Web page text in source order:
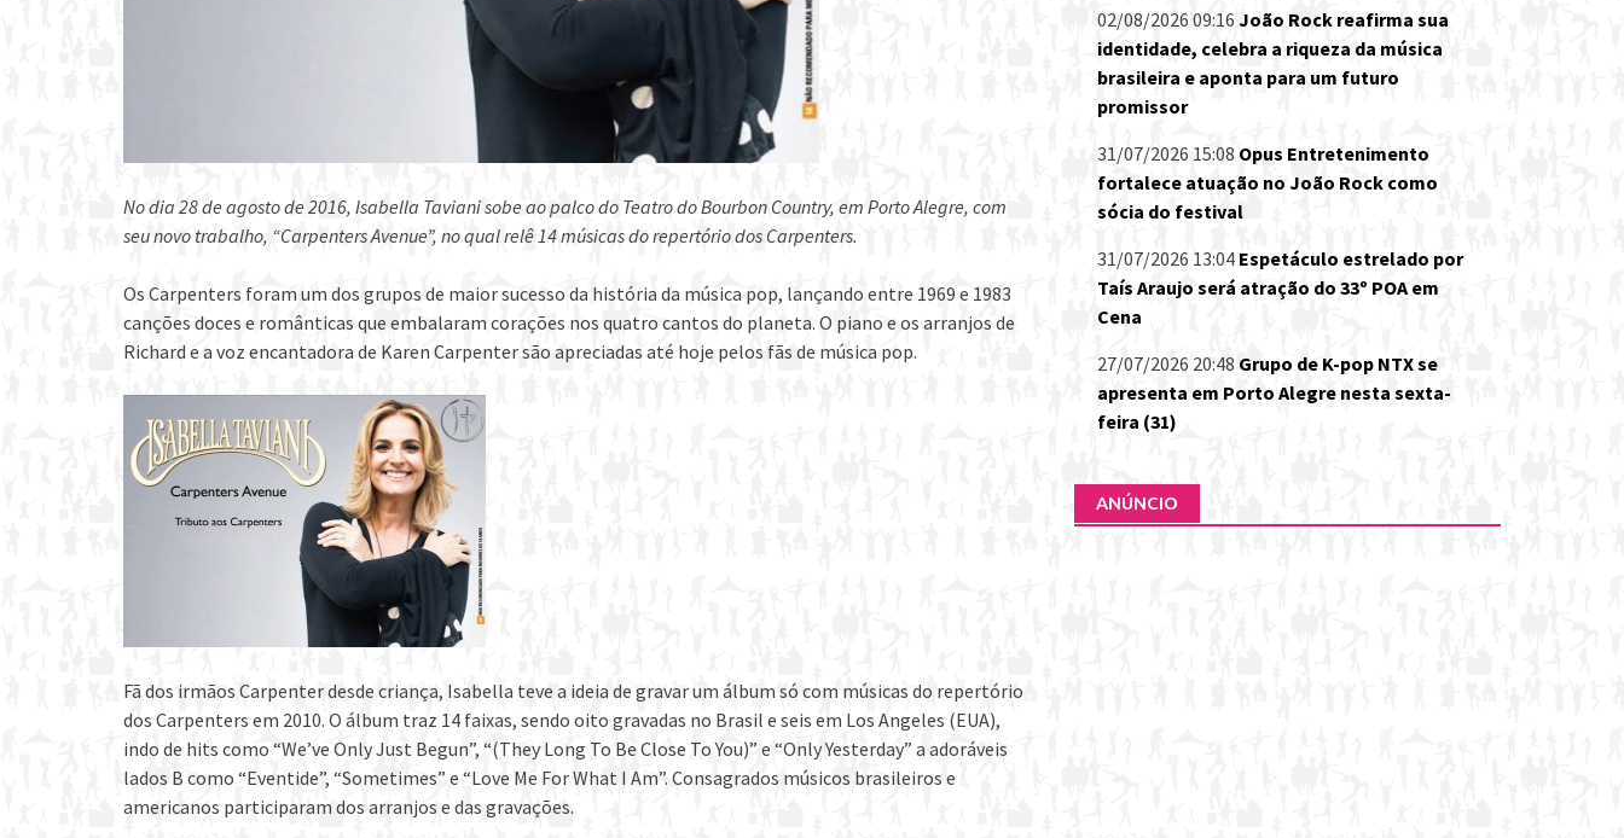
No dia 28 de agosto de 2016, Isabella Taviani sobe ao palco do Teatro do Bourbon Country, em Porto Alegre, com
seu novo trabalho, “Carpenters Avenue”, no qual relê 14 músicas do repertório dos Carpenters.
Os Carpenters foram um dos grupos de maior sucesso da história da música pop, lançando entre 1969 e 1983
canções doces e românticas que embalaram corações nos quatro cantos do planeta. O piano e os arranjos de
Richard e a voz encantadora de Karen Carpenter são apreciadas até hoje pelos fãs de música pop.
Fã dos irmãos Carpenter desde criança, Isabella teve a ideia de gravar um álbum só com músicas do repertório
dos Carpenters em 2010. O álbum traz 14 faixas, sendo oito gravadas no Brasil e seis em Los Angeles (EUA),
indo de hits como “We’ve Only Just Begun”, “(They Long To Be Close To You)” e “Only Yesterday” a adoráveis
lados B como “Eventide”, “Sometimes” e “Love Me For What I Am”. Consagrados músicos brasileiros e
americanos participaram dos arranjos e das gravações.
02/08/2026 09:16 João Rock reafirma sua
identidade, celebra a riqueza da música
brasileira e aponta para um futuro
promissor
31/07/2026 15:08 Opus Entretenimento
fortalece atuação no João Rock como
sócia do festival
31/07/2026 13:04 Espetáculo estrelado por
Taís Araujo será atração do 33º POA em
Cena
27/07/2026 20:48 Grupo de K-pop NTX se
apresenta em Porto Alegre nesta sexta-
feira (31)
ANÚNCIO